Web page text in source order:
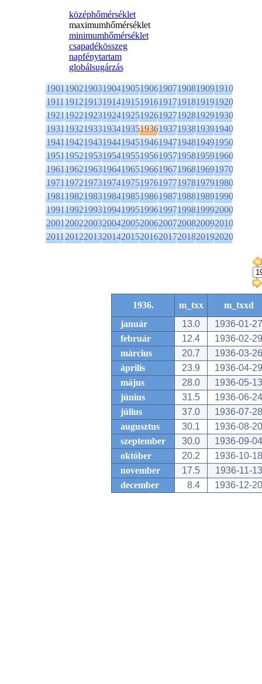
középhőmérséklet
maximumhőmérséklet
minimumhőmérséklet
csapadékösszeg
napfénytartam
globálsugárzás
1901190219031904190519061907190819091910
1911191219131914191519161917191819191920
1921192219231924192519261927192819291930
1931193219331934193519361937193819391940
1941194219431944194519461947194819491950
1951195219531954195519561957195819591960
1961196219631964196519661967196819691970
1971197219731974197519761977197819791980
1981198219831984198519861987198819891990
1991199219931994199519961997199819992000
2001200220032004200520062007200820092010
2011201220132014201520162017201820192020
1936. m_txx
m_txxd
január
13.0
1936-01-27
február
12.4
1936-02-29
március
20.7
1936-03-26
április
23.9
1936-04-29
május
28.0
1936-05-13
június
31.5
1936-06-24
július
37.0
1936-07-28
augusztus
30.1
1936-08-20
szeptember
30.0
1936-09-04
október
20.2
1936-10-18
november
17.5
1936-11-13
december
8.4 1936-12-20